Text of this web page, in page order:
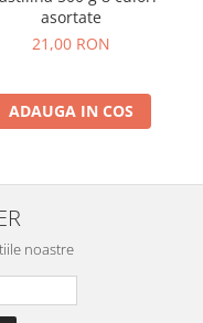
asortate
21,00 RON
ADAUGA IN COS
noastre